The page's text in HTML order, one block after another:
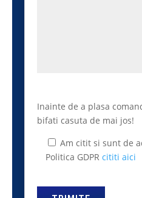
Inainte de a plasa
bifati casuta de mai jos!
Am citit si sunt de
Politica GDPRcititi aici